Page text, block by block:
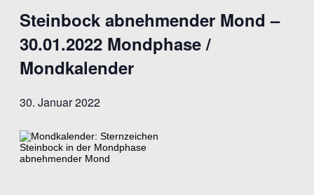
Steinbock abnehmender Mond –
30.01.2022 Mondphase /
Mondkalender
30. Januar 2022